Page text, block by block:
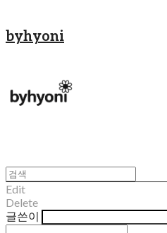
byhyoni
Edit
Delete
글쓴이